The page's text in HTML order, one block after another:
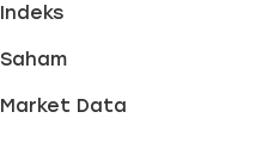
Indeks
Saham
Market Data